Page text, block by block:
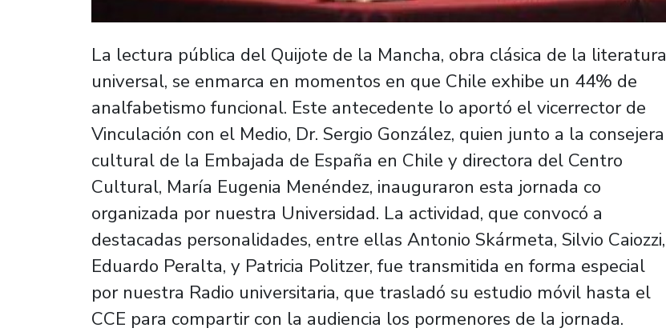
La lectura pública del Quijote de la Mancha, obra clásica de la literatura
universal, se enmarca en momentos en que Chile exhibe un 44% de
analfabetismo funcional. Este antecedente lo aportó el vicerrector de
Vinculación con el Medio, Dr. Sergio González, quien junto a la consejera
cultural de la Embajada de España en Chile y directora del Centro
Cultural, María Eugenia Menéndez, inauguraron esta jornada co
organizada por nuestra Universidad. La actividad, que convocó a
destacadas personalidades, entre ellas Antonio Skármeta, Silvio Caiozzi,
Eduardo Peralta, y Patricia Politzer, fue transmitida en forma especial
por nuestra Radio universitaria, que trasladó su estudio móvil hasta el
CCE para compartir con la audiencia los pormenores de la jornada.